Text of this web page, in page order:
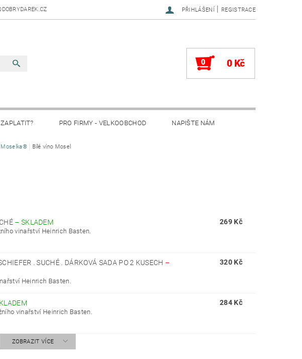
PŘIHLÁŠENÍ | REGISTRACE
0 0 Kč
PRO FIRMY - VELKOOBCHOD NAPIŠTE NÁM
Moselka® Bílé víno Mosel
– SKLADEM
vinařství Heinrich Basten.
269 Kč
. SUCHÉ . DÁRKOVÁ SADA PO 2 KUSECH –
Heinrich Basten.
320 Kč
vinařství Heinrich Basten.
284 Kč
ZOBRAZIT VÍCE